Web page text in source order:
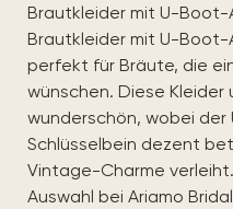
Brautkleider mit U-Boot-
Brautkleider mit U-
perfekt für Bräute, die
wünschen. Diese Kleider
wunderschön, wobei
Schlüsselbein dezent
Vintage-Charme
Auswahl bei Ariamo